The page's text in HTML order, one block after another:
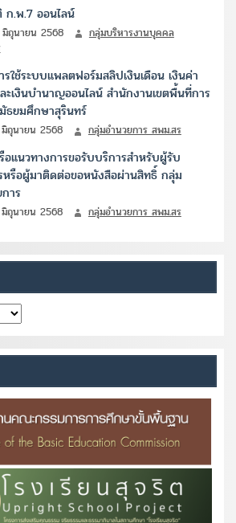
ก.พ.7 ออนไลน์
ถุนายน 2568
กลุ่มบริหารงานบุคคล
ใช้ระบบแพลตฟอร์มสลิปเงินเดือน เงินค่า
ะเงินบำนาญออนไลน์ สำนักงานเขตพื้นที่การ
ธยมศึกษาสุรินทร์
ถุนายน 2568 กลุ่มอำนวยการ สพม.สร
แนวทางการขอรับบริการสำหรับผู้รับ
หรือผู้มาติดต่อขอหนังสือผ่านสิทธิ์ กลุ่ม
าร
ถุนายน 2568 กลุ่มอำนวยการ สพม.สร